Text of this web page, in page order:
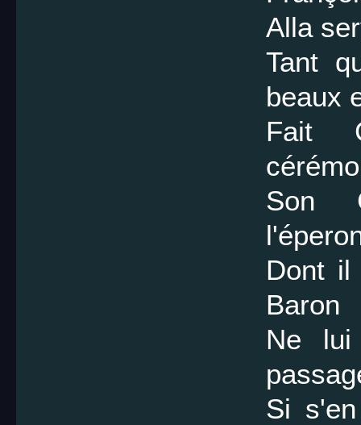
Alla
Tant
beaux
Fait
Son
Dont il
Baron
Ne
Si